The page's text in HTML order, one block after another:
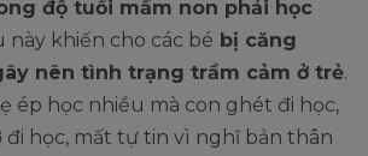
độ tuổi mầm non phải học
này khiến cho các bé bị căng
nên tình trạng trầm cảm ở trẻ.
ép học nhiều mà con ghét đi học,
đi học, mất tự tin vì nghĩ bản thân